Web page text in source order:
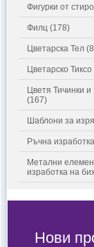
Фигурки от
Филц (178)
Цветарска Тел
Цветарско Тиксо
Цветя Тичинки
(167)
Шаблони за
Ръчна
Метални
изработка на
Нови